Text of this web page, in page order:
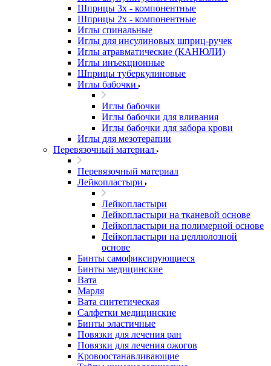
Шприцы 3х - компонентные
Шприцы 2х - компонентные
Иглы спинальные
Иглы для инсулиновых шприц-ручек
Иглы атравматические (КАНЮЛИ)
Иглы инъекционные
Шприцы туберкулиновые
Иглы бабочки
Иглы бабочки
Иглы бабочки для вливания
Иглы бабочки для забора крови
Иглы для мезотерапии
Перевязочный материал
Перевязочный материал
Лейкопластыри
Лейкопластыри
Лейкопластыри на тканевой основе
Лейкопластыри на полимерной основе
Лейкопластыри на целлюлозной
основе
Бинты самофиксирующиеся
Бинты медицинские
Вата
Марля
Вата синтетическая
Салфетки медицинские
Бинты эластичные
Повязки для лечения ран
Повязки для лечения ожогов
Кровоостанавливающие